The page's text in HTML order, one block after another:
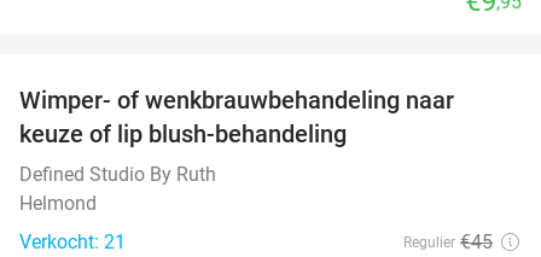
Wimper- of wenkbrauwbehandeling naar
keuze of lip blush-behandeling
Defined Studio By Ruth
Helmond
Verkocht: 21
Regulier €45